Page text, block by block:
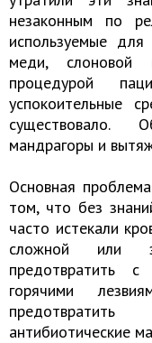
незаконным по
используемые для
меди, слоновой
процедурой
успокоительные
существовало.
мандрагоры и
Основная
том, что без
часто истекали
сложной или
предотвратить
горячими
антибиотические